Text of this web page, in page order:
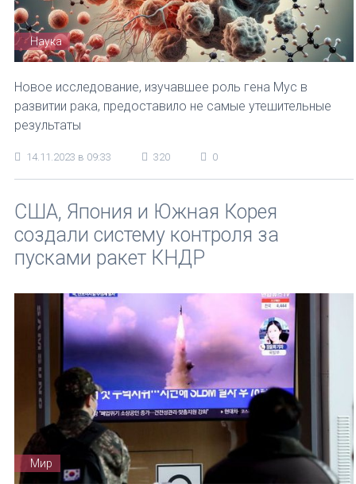
Наука
Новое исследование, изучавшее роль гена Мус в
развитии рака, предоставило не самые утешительные
результаты
14.11.2023 в 09:33 320 0
США, Япония и Южная Корея
создали систему контроля за
пусками ракет КНДР
Мир